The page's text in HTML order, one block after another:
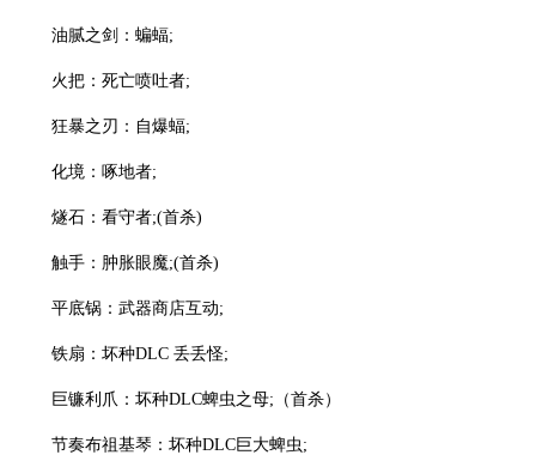
油腻之剑：蝙蝠;
火把：死亡喷吐者;
狂暴之刃：自爆蝠;
化境：啄地者;
燧石：看守者;(首杀)
触手：肿胀眼魔;(首杀)
平底锅：武器商店互动;
铁扇：坏种DLC 丢丢怪;
巨镰利爪：坏种DLC蜱虫之母;（首杀）
节奏布祖基琴：坏种DLC巨大蜱虫;